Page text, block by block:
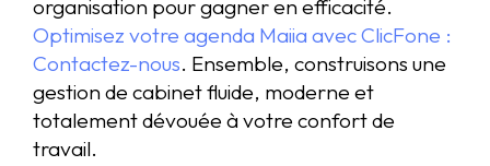
organisation pour gagner en efficacité.
Optimisez votre agenda Maiia avec ClicFone :
Contactez-nous. Ensemble, construisons une
gestion de cabinet fluide, moderne et
totalement dévouée à votre confort de
travail.